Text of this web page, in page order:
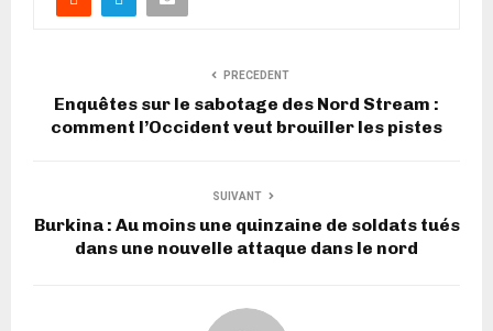
PRECEDENT
Enquêtes sur le sabotage des Nord Stream :
comment l’Occident veut brouiller les pistes
SUIVANT
Burkina : Au moins une quinzaine de soldats tués
dans une nouvelle attaque dans le nord